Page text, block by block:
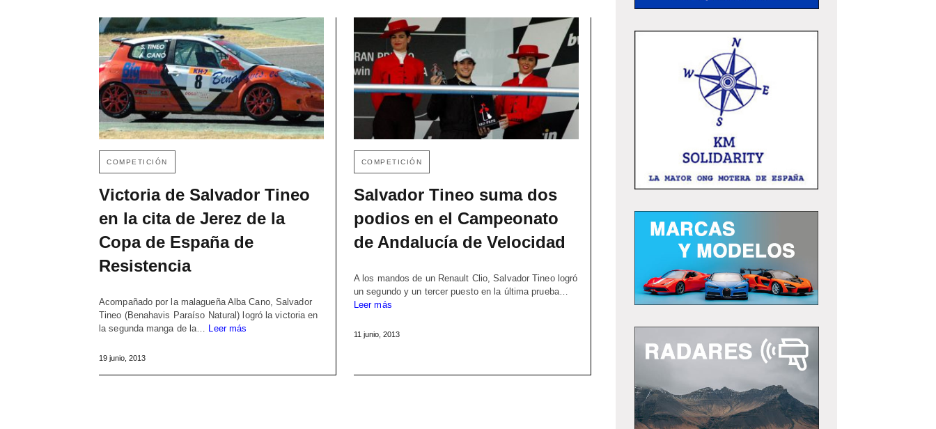
COMPETICIÓN
Victoria de Salvador Tineo
en la cita de Jerez de la
Copa de España de
Resistencia
Acompañado por la malagueña Alba Cano, Salvador
Tineo (Benahavis Paraíso Natural) logró la victoria en
la segunda manga de la… Leer más
19 junio, 2013
COMPETICIÓN
Salvador Tineo suma dos
podios en el Campeonato
de Andalucía de Velocidad
A los mandos de un Renault Clio, Salvador Tineo logró
un segundo y un tercer puesto en la última prueba…
Leer más
11 junio, 2013